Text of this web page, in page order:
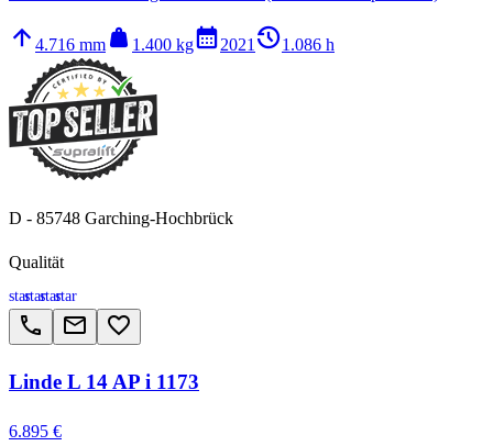
arrow_upward 4.716 mm weight 1.400 kgcalendar_month2021 history_21.086 h
D - 85748 Garching-Hochbrück
Qualität
starstarstarstar
call email favorite_border
Linde L 14 AP i 1173
6.895 €